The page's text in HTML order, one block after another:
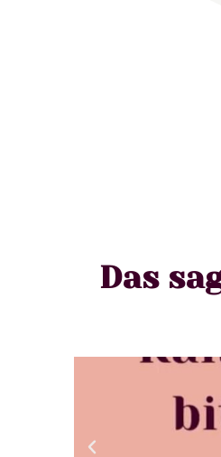
Das